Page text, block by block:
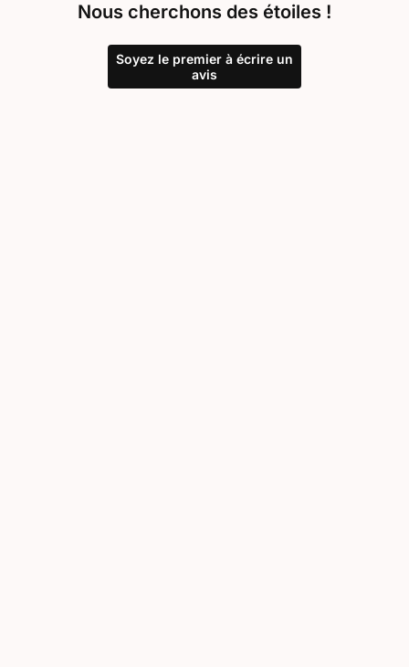
Nous cherchons des étoiles !
Soyez le premier à écrire un
avis